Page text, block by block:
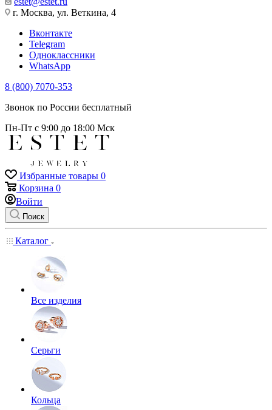
г. Москва, ул. Веткина, 4
Вконтакте
Telegram
Одноклассники
WhatsApp
8 (800) 7070-353
Звонок по России бесплатный
Пн-Пт с 9:00 до 18:00 Мск
Избранные товары 0
Корзина 0
Войти
Поиск
Каталог
Все изделия
Серьги
Кольца